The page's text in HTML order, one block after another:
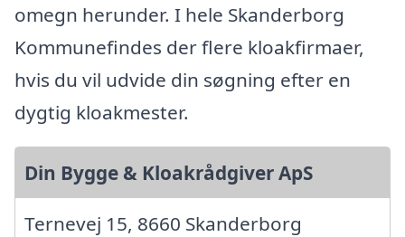
omegn herunder. I hele Skanderborg
Kommunefindes der flere kloakfirmaer,
hvis du vil udvide din søgning efter en
dygtig kloakmester.
Din Bygge & Kloakrådgiver ApS
Ternevej 15, 8660 Skanderborg